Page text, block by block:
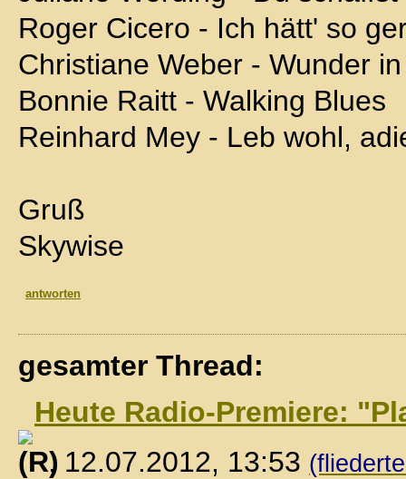
Roger Cicero - Ich hätt' so
Christiane Weber - Wunder
Bonnie Raitt - Walking Blues
Reinhard Mey - Leb wohl,
Gruß
Skywise
antworten
gesamter Thread:
Heute Radio-Premiere:
, 12.07.2012, 13:53